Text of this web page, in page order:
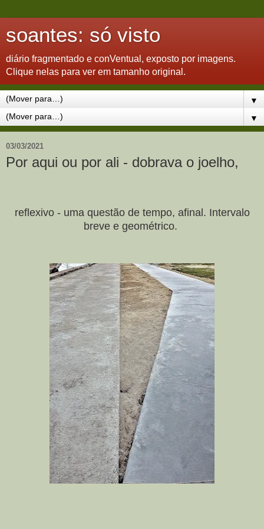
soantes: só visto
diário fragmentado e conVentual, exposto por imagens.
Clique nelas para ver em tamanho original.
▼
▼
03/03/2021
Por aqui ou por ali - dobrava o joelho,
reflexivo - uma questão de tempo, afinal. Intervalo
breve e geométrico.